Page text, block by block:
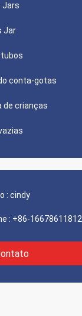
Jars
Jar
tubos
conta-gotas
de crianças
: cindy
: +86-16678611812